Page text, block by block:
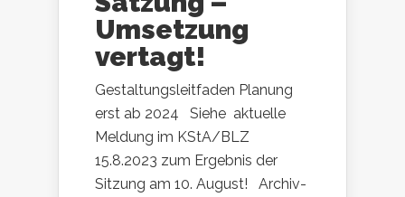
Umsetzung
vertagt!
Gestaltungsleitfaden Planung
erst ab 2024 Siehe aktuelle
Meldung im KStA/BLZ
15.8.2023 zum Ergebnis der
Sitzung am 10. August! Archiv-